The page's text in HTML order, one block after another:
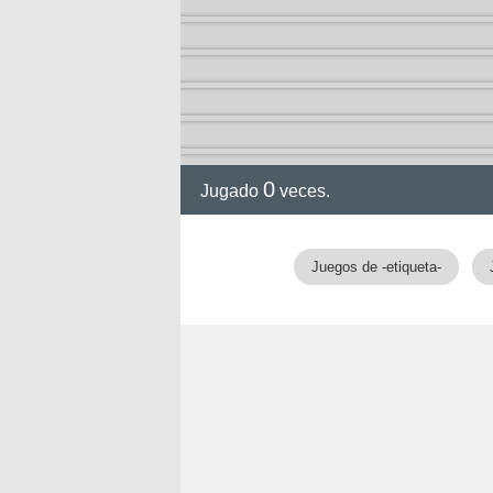
Jugado 0 veces.
Juegos de -etiqueta-